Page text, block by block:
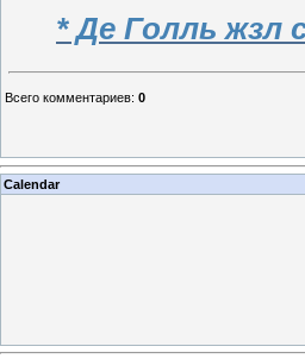
* Де Голль жзл
Всего комментариев: 0
Calendar